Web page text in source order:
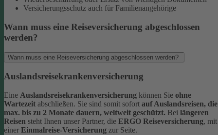
Versicherungsschutz auch für Familienangehörige
Wann muss eine Reiseversicherung abgeschlossen
werden?
Wann muss eine Reiseversicherung abgeschlossen werden?
Auslandsreisekrankenversicherung
Eine Auslandsreisekrankenversicherung können Sie ohne
Wartezeit abschließen. Sie sind somit sofort auf Auslandsreisen, die
max. bis zu 2 Monate dauern, weltweit geschützt. Bei längeren
Reisen steht Ihnen unser Partner, die ERGO Reiseversicherung, mit
einer Einmalreise-Versicherung zur Seite.